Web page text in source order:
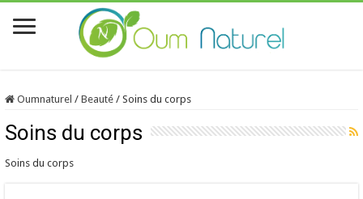
Oumnaturel / Beauté / Soins du corps
Soins du corps
Soins du corps